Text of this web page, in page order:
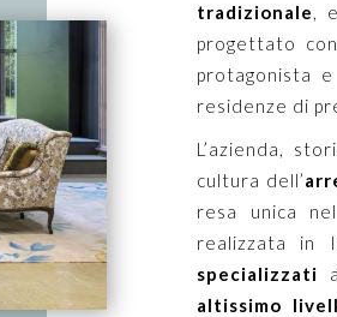
tradizionale,
progettato
protagonista
residenze di
L’azienda,
cultura dell’
resa unica
realizzata in
specializzati
altissimo